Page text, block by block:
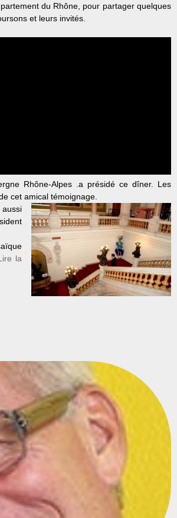
du Rhône, pour partager quelques
et leurs invités.
Rhône-Alpes .a présidé ce dîner. Les
cet amical témoignage.
la